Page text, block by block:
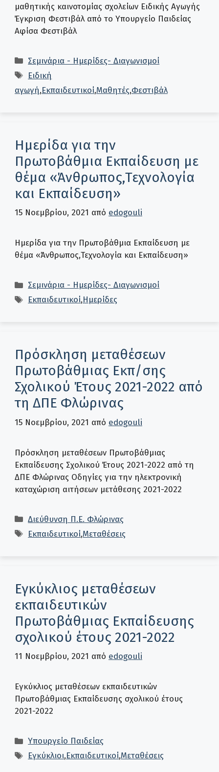
μαθητικής καινοτομίας σχολείων Ειδικής Αγωγής
Έγκριση Φεστιβάλ από το Υπουργείο Παιδείας
Αφίσα Φεστιβάλ
Κατηγορίες
Σεμινάρια - Ημερίδες- Διαγωνισμοί
Ετικέτες
Ειδική
αγωγή,Εκπαιδευτικοί,Μαθητές,Φεστιβάλ
Ημερίδα για την
Πρωτοβάθμια Εκπαίδευση με
θέμα «Άνθρωπος,Τεχνολογία
και Εκπαίδευση»
15 Νοεμβρίου, 2021 από edogouli
Ημερίδα για την Πρωτοβάθμια Εκπαίδευση με
θέμα «Άνθρωπος,Τεχνολογία και Εκπαίδευση»
Κατηγορίες
Σεμινάρια - Ημερίδες- Διαγωνισμοί
Ετικέτες
Εκπαιδευτικοί,Ημερίδες
Πρόσκληση μεταθέσεων
Πρωτοβάθμιας Εκπ/σης
Σχολικού Έτους 2021-2022 από
τη ΔΠΕ Φλώρινας
15 Νοεμβρίου, 2021 από edogouli
Πρόσκληση μεταθέσεων Πρωτοβάθμιας
Εκπαίδευσης Σχολικού Έτους 2021-2022 από τη
ΔΠΕ Φλώρινας Οδηγίες για την ηλεκτρονική
καταχώριση αιτήσεων μετάθεσης 2021-2022
Κατηγορίες
Διεύθυνση Π.Ε. Φλώρινας
Ετικέτες
Εκπαιδευτικοί,Μεταθέσεις
Εγκύκλιος μεταθέσεων
εκπαιδευτικών
Πρωτοβάθμιας Εκπαίδευσης
σχολικού έτους 2021-2022
11 Νοεμβρίου, 2021 από edogouli
Εγκύκλιος μεταθέσεων εκπαιδευτικών
Πρωτοβάθμιας Εκπαίδευσης σχολικού έτους
2021-2022
Κατηγορίες
Υπουργείο Παιδείας
Ετικέτες
Εγκύκλιοι,Εκπαιδευτικοί,Μεταθέσεις